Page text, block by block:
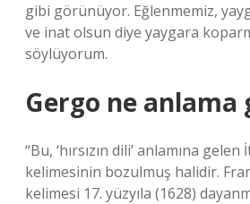
gibi görünüyor. Eğlenmemiz,
ve inat olsun diye yaygara
söylüyorum.
Gergo ne anlama
“Bu, ‘hırsızın dili’ anlamına gelen
kelimesinin bozulmuş halidir.
kelimesi 17. yüzyıla (1628)